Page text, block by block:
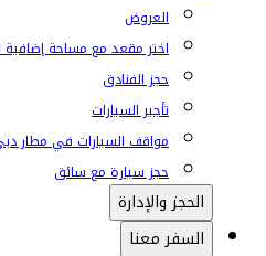
العروض
اختر مقعد مع مساحة إضافية
حجز الفنادق
تأجير السيارات
مواقف السيارات في مطار
حجز سيارة مع سائق
الحجز والإدارة
السفر معنا